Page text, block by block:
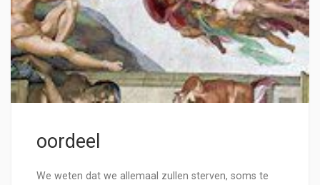
oordeel
We weten dat we allemaal zullen sterven, soms te